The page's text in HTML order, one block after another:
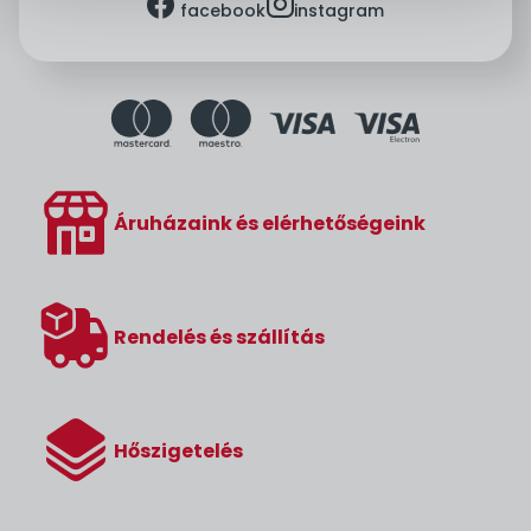
Áruházaink és elérhetőségeink
Rendelés és szállítás
Hőszigetelés
facebook instagram